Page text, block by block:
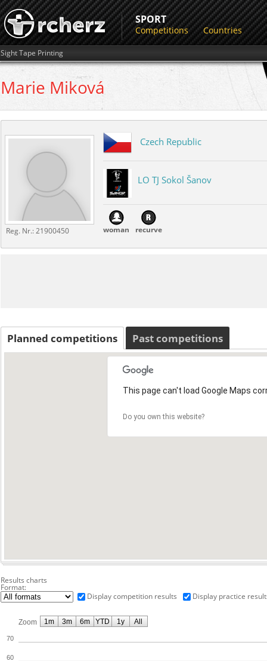
SPORT
Competitions Countries
Sight Tape Printing
Marie Miková
Reg. Nr.:21900450
Czech Republic
LO TJ Sokol Šanov
woman recurve
Planned competitions Past competitions
This page can't load Google Maps
Do you own this website?
Results charts
Format:
Display competition results
Display practice
Zoom
60
70
1m 3m 6m YTD 1y All